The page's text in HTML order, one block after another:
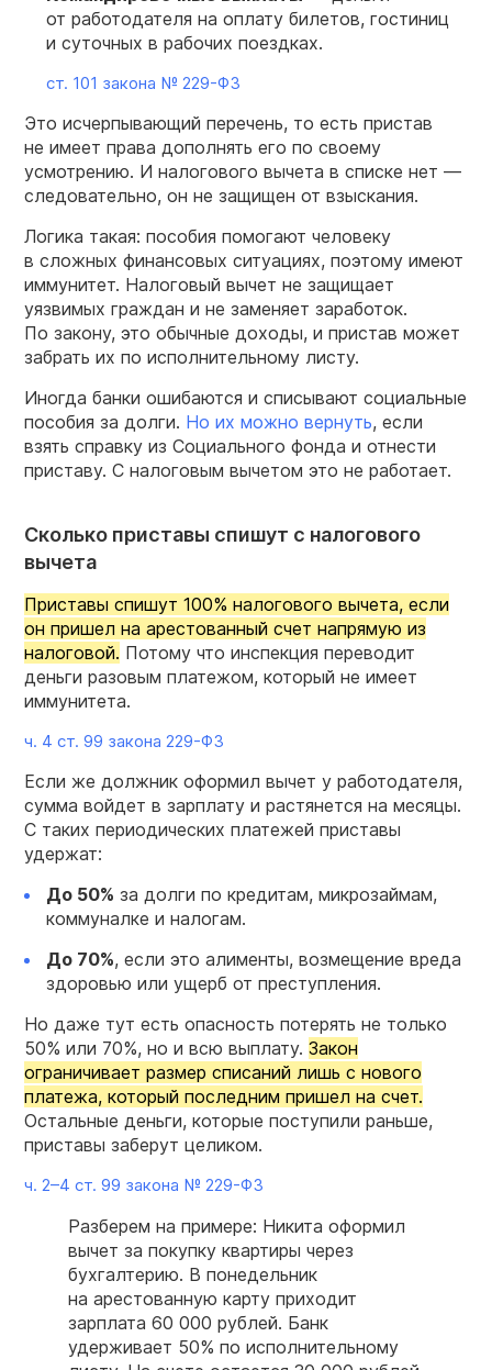
от работодателя на оплату билетов, гостиниц
и суточных в рабочих поездках.
ст. 101 закона № 229-ФЗ
Это исчерпывающий перечень, то есть пристав
не имеет права дополнять его по своему
усмотрению. И налогового вычета в списке нет —
следовательно, он не защищен от взыскания.
Логика такая: пособия помогают человеку
в сложных финансовых ситуациях, поэтому имеют
иммунитет. Налоговый вычет не защищает
уязвимых граждан и не заменяет заработок.
По закону, это обычные доходы, и пристав может
забрать их по исполнительному листу.
Иногда банки ошибаются и списывают социальные
пособия за долги. Но их можно вернуть, если
взять справку из Социального фонда и отнести
приставу. С налоговым вычетом это не работает.
Сколько приставы спишут с налогового
вычета
Приставы спишут 100% налогового вычета, если
он пришел на арестованный счет напрямую из
налоговой. Потому что инспекция переводит
деньги разовым платежом, который не имеет
иммунитета.
ч. 4 ст. 99 закона 229-ФЗ
Если же должник оформил вычет у работодателя,
сумма войдет в зарплату и растянется на месяцы.
С таких периодических платежей приставы
удержат:
До 50% за долги по кредитам, микрозаймам,
коммуналке и налогам.
До 70%, если это алименты, возмещение вреда
здоровью или ущерб от преступления.
Но даже тут есть опасность потерять не только
50% или 70%, но и всю выплату. Закон
ограничивает размер списаний лишь с нового
платежа, который последним пришел на счет.
Остальные деньги, которые поступили раньше,
приставы заберут целиком.
ч. 2–4 ст. 99 закона № 229-ФЗ
Разберем на примере: Никита оформил
вычет за покупку квартиры через
бухгалтерию. В понедельник
на арестованную карту приходит
зарплата 60 000 рублей. Банк
удерживает 50% по исполнительному